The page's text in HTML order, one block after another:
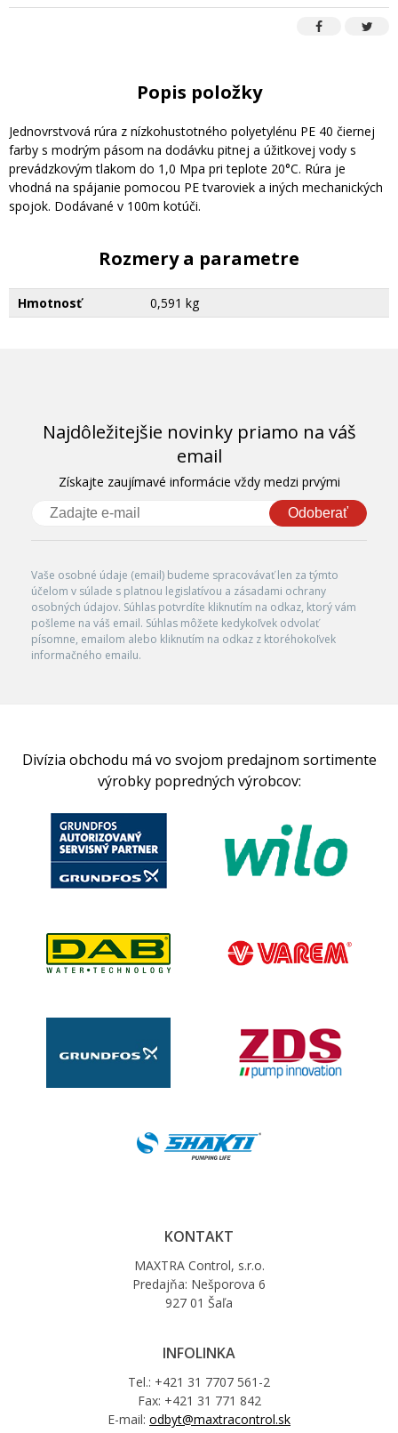
Popis položky
Jednovrstvová rúra z nízkohustotného polyetylénu PE 40 čiernej
farby s modrým pásom na dodávku pitnej a úžitkovej vody s
prevádzkovým tlakom do 1,0 Mpa pri teplote 20°C. Rúra je
vhodná na spájanie pomocou PE tvaroviek a iných mechanických
spojok. Dodávané v 100m kotúči.
Rozmery a parametre
Hmotnosť 0,591 kg
Najdôležitejšie novinky priamo na váš
email
Získajte zaujímavé informácie vždy medzi prvými
Odoberať
Vaše osobné údaje (email) budeme spracovávať len za týmto
účelom v súlade s platnou legislatívou a zásadami ochrany
osobných údajov. Súhlas potvrdíte kliknutím na odkaz, ktorý vám
pošleme na váš email. Súhlas môžete kedykoľvek odvolať
písomne, emailom alebo kliknutím na odkaz z ktoréhokoľvek
informačného emailu.
Divízia obchodu má vo svojom predajnom sortimente
výrobky popredných výrobcov:
KONTAKT
MAXTRA Control, s.r.o.
Predajňa: Nešporova 6
927 01 Šaľa
INFOLINKA
Tel.: +421 31 7707 561-2
Fax: +421 31 771 842
E-mail: odbyt@maxtracontrol.sk